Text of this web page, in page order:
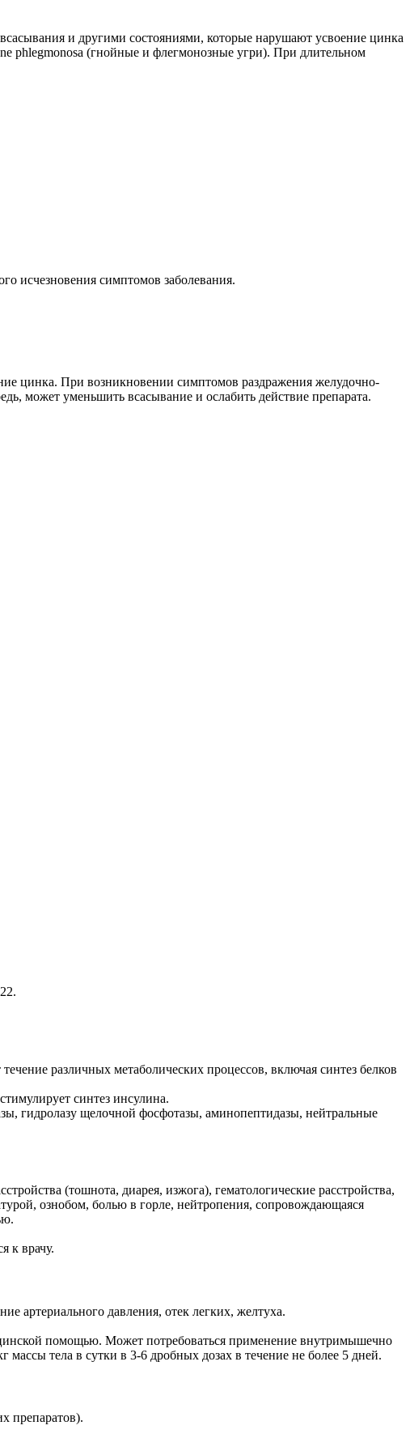
и другими состояниями, которые нарушают усвоение цинка
phlegmonosa (гнойные и флегмонозные угри). При длительном
исчезновения симптомов заболевания.
цинка. При возникновении симптомов раздражения желудочно-
может уменьшить всасывание и ослабить действие препарата.
различных метаболических процессов, включая синтез белков
синтез инсулина.
гидролазу щелочной фосфотазы, аминопептидазы, нейтральные
(тошнота, диарея, изжога), гематологические расстройства,
ознобом, болью в горле, нейтропения, сопровождающаяся
к врачу.
артериального давления, отек легких, желтуха.
помощью. Может потребоваться применение внутримышечно
тела в сутки в 3-6 дробных дозах в течение не более 5 дней.
препаратов).